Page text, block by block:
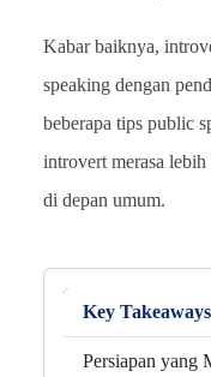
Kabar baiknya,
speaking dengan
beberapa tips public
introvert merasa
di depan umum.
Key Takeaways
Persiapan yang